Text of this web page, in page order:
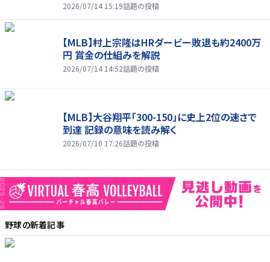
2026/07/14 15:19話題の投稿
【MLB】村上宗隆はHRダービー敗退も約2400万
円 賞金の仕組みを解説
2026/07/14 14:52話題の投稿
【MLB】大谷翔平「300-150」に史上2位の速さで
到達 記録の意味を読み解く
2026/07/10 17:26話題の投稿
野球の新着記事